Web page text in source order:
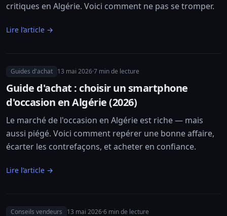
critiques en Algérie. Voici comment ne pas se tromper.
Lire l’article →
Guides d'achat 13 mai 2026·7 min de lecture
Guide d'achat : choisir un smartphone
d'occasion en Algérie (2026)
Le marché de l'occasion en Algérie est riche — mais
aussi piégé. Voici comment repérer une bonne affaire,
écarter les contrefaçons, et acheter en confiance.
Lire l’article →
Conseils vendeurs 13 mai 2026·6 min de lecture